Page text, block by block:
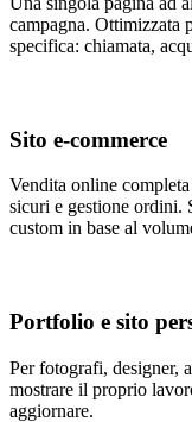
campagna. Ottimizzata
specifica: chiamata,
Sito e-commerce
Vendita online
sicuri e gestione ordini.
custom in base al
Portfolio e sito
Per fotografi, designer,
mostrare il proprio
aggiornare.